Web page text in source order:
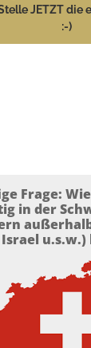
JETZT die
:-)
Frage:
in der
u.s.w.)